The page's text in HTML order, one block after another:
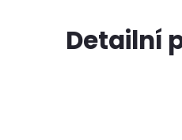
Detailní